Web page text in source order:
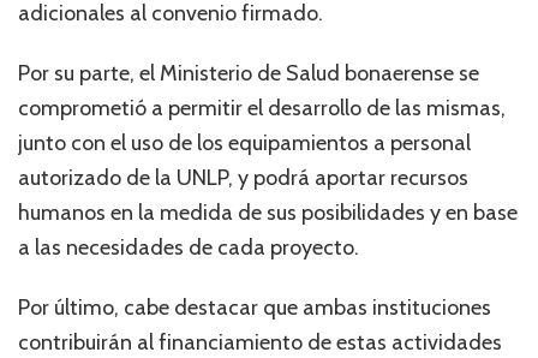
adicionales al convenio firmado.
Por su parte, el Ministerio de Salud bonaerense se
comprometió a permitir el desarrollo de las mismas,
junto con el uso de los equipamientos a personal
autorizado de la UNLP, y podrá aportar recursos
humanos en la medida de sus posibilidades y en base
a las necesidades de cada proyecto.
Por último, cabe destacar que ambas instituciones
contribuirán al financiamiento de estas actividades